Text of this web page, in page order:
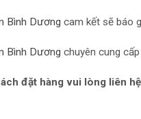
Bình Dương cam kết sẽ báo
Bình Dương chuyên cung
đặt hàng vui lòng liên hệ